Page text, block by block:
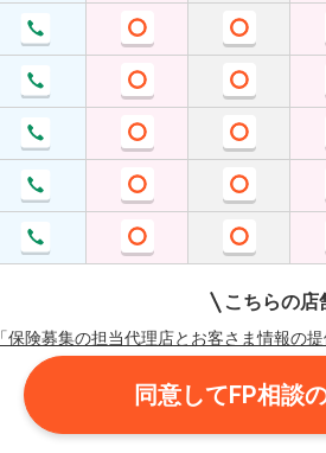
こちらの店
「保険募集の担当代理店とお客さま情報の提
同意してFP相談